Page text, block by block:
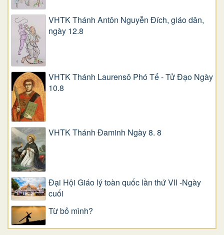
VHTK Thánh Antôn Nguyễn Ðích, giáo dân,
ngày 12.8
VHTK Thánh Laurensô Phó Tế - Tử Đạo Ngày
10.8
VHTK Thánh Đaminh Ngày 8. 8
Đại Hội Giáo lý toàn quốc lần thứ VII -Ngày
cuối
Từ bỏ mình?